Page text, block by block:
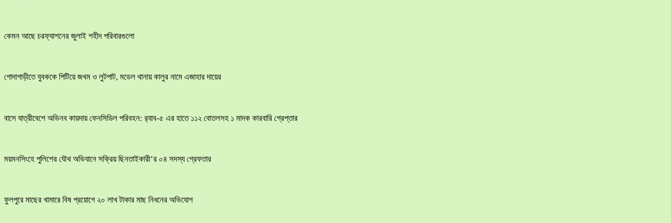
কেমন আছে চরফ্যাশনের জুলাই শহীদ পরিবারগুলো
​গোদাগাড়ীতে যুবককে পিটিয়ে জখম ও লুটপাট, মডেল থানায় কালুর নামে এজাহার দায়ের
বাসে যাত্রীবেশে অভিনব কায়দায় ফেনসিডিল পরিবহন: র‍্যাব-৫ এর হাতে ১১২ বোতলসহ ১ মাদক কারবারি গ্রেপ্তার
ময়মনসিংহে পুলিশের যৌথ অভিযানে সক্রিয় ছিনতাইকারী’র ০৪ সদস্য গ্রেফতার
ফুলপুরে মাছের খামারে বিষ প্রয়োগে ২০ লাখ টাকার মাছ নিধনের অভিযোগ